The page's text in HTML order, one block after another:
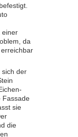
einer
da
sich der
Fassade
sie
die